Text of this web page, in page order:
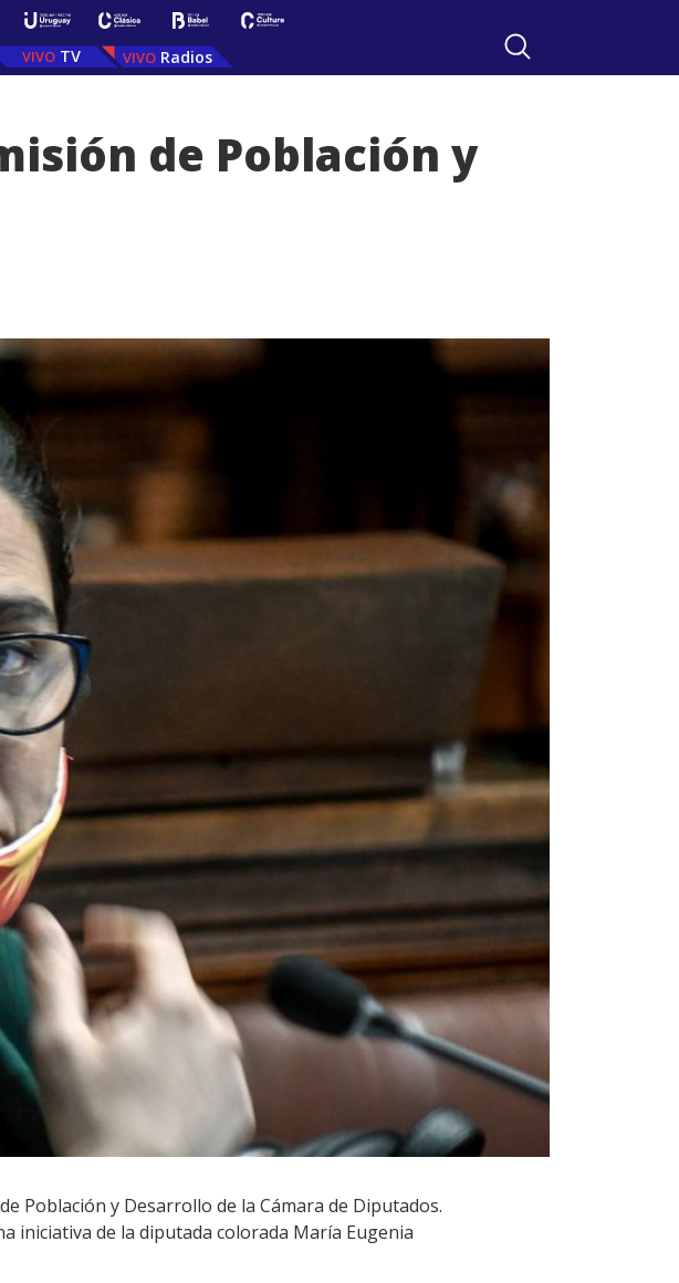
TV Radios
de Población y
Población y Desarrollo de la Cámara de Diputados.
iniciativa de la diputada colorada María Eugenia